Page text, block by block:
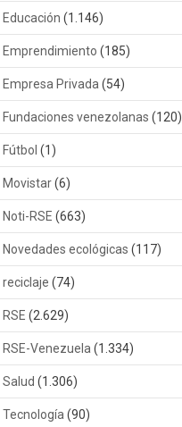
Educación (1.146)
Emprendimiento (185)
Empresa Privada (54)
Fundaciones venezolanas (120)
Fútbol (1)
Movistar(6)
Noti-RSE (663)
Novedades ecológicas (117)
reciclaje (74)
RSE (2.629)
RSE-Venezuela (1.334)
Salud (1.306)
Tecnología (90)